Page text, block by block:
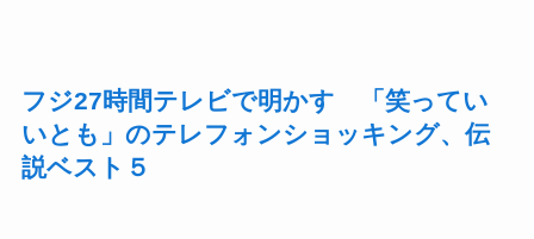
フジ27時間テレビで明かす 「笑ってい
いとも」のテレフォンショッキング、伝
説ベスト５